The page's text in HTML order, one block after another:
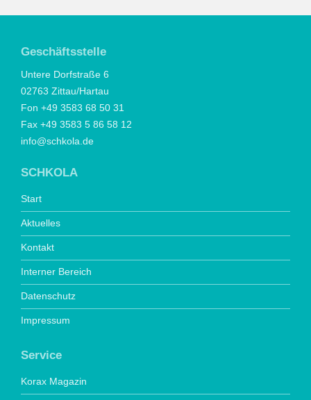
Geschäftsstelle
Untere Dorfstraße 6
02763 Zittau/Hartau
Fon +49 3583 68 50 31
Fax +49 3583 5 86 58 12
info@schkola.de
SCHKOLA
Start
Aktuelles
Kontakt
Interner Bereich
Datenschutz
Impressum
Service
Korax Magazin